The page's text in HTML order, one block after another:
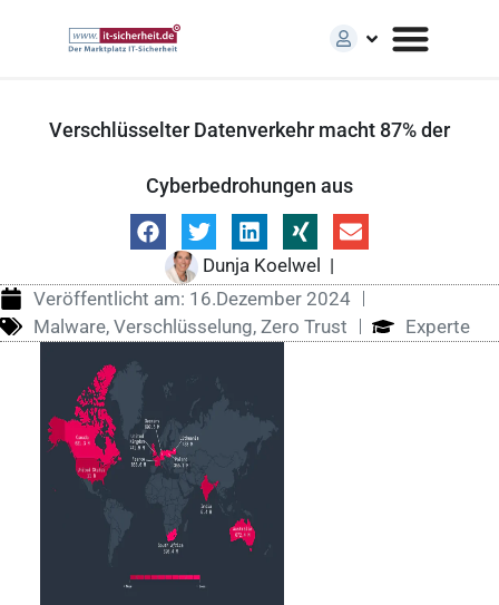
Verschlüsselter Datenverkehr macht 87% der
Cyberbedrohungen aus
Dunja Koelwel
|
Veröffentlicht am: 16.Dezember 2024
Malware, Verschlüsselung, Zero Trust Experte